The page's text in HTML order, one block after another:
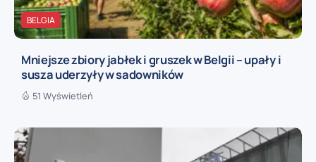
BELGIA
Mniejsze zbiory jabłek i gruszek w Belgii – upały i
susza uderzyły w sadowników
51 Wyświetleń